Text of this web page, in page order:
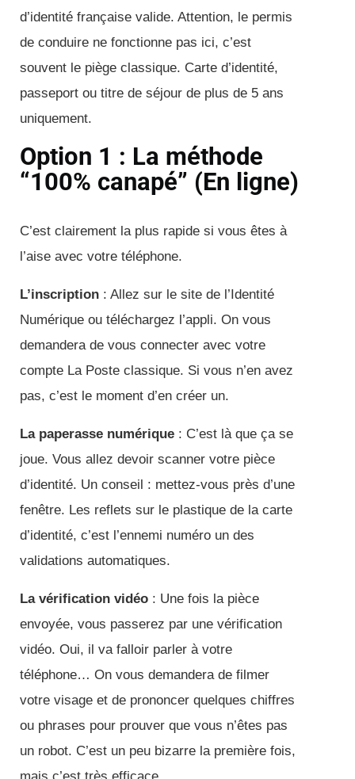
d’identité française valide. Attention, le permis
de conduire ne fonctionne pas ici, c’est
souvent le piège classique. Carte d’identité,
passeport ou titre de séjour de plus de 5 ans
uniquement.
Option 1 : La méthode
“100% canapé” (En ligne)
C’est clairement la plus rapide si vous êtes à
l’aise avec votre téléphone.
L’inscription : Allez sur le site de l’Identité
Numérique ou téléchargez l’appli. On vous
demandera de vous connecter avec votre
compte La Poste classique. Si vous n’en avez
pas, c’est le moment d’en créer un.
La paperasse numérique : C’est là que ça se
joue. Vous allez devoir scanner votre pièce
d’identité. Un conseil : mettez-vous près d’une
fenêtre. Les reflets sur le plastique de la carte
d’identité, c’est l’ennemi numéro un des
validations automatiques.
La vérification vidéo : Une fois la pièce
envoyée, vous passerez par une vérification
vidéo. Oui, il va falloir parler à votre
téléphone… On vous demandera de filmer
votre visage et de prononcer quelques chiffres
ou phrases pour prouver que vous n’êtes pas
un robot. C’est un peu bizarre la première fois,